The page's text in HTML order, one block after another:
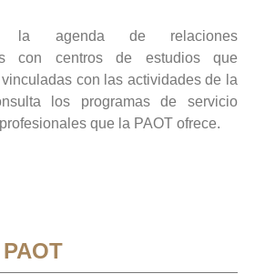
la agenda de relaciones
con centros de estudios que
con las actividades de la
los programas de servicio
que la PAOT ofrece.